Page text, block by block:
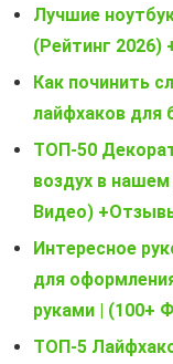
Лучшие
(Рейтинг
Как починить
лайфхаков для
ТОП-50
воздух в
Видео)
Интересное
для
руками | (100+
ТОП-5